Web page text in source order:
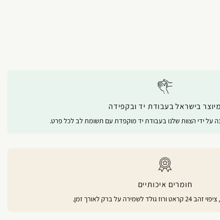
מיוצר בישראל בעבודת יד ובקפידה
על ידי הצוות שלנו בעבודת יד מוקפדת עם תשומת לב לכל פרט.
חומרים איכותיים